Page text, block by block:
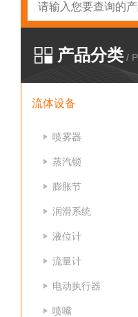
产品分类 /
流体设备
喷雾器
蒸汽锁
膨胀节
润滑系统
液位计
流量计
电动执行器
喷嘴